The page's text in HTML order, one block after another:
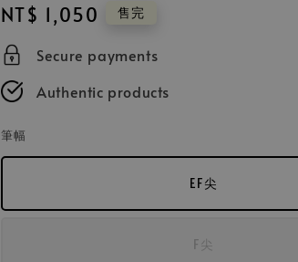
Regular
price
NT$ 1,050 售完
Secure payments
Authentic products
筆幅
EF尖
F尖